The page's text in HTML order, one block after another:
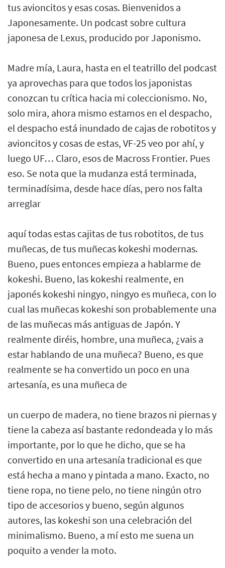
tus avioncitos y esas cosas. Bienvenidos a
Japonesamente. Un podcast sobre cultura
japonesa de Lexus, producido por Japonismo.
Madre mía, Laura, hasta en el teatrillo del podcast
ya aprovechas para que todos los japonistas
conozcan tu crítica hacia mi coleccionismo. No,
solo mira, ahora mismo estamos en el despacho,
el despacho está inundado de cajas de robotitos y
avioncitos y cosas de estas, VF-25 veo por ahí, y
luego UF… Claro, esos de Macross Frontier. Pues
eso. Se nota que la mudanza está terminada,
terminadísima, desde hace días, pero nos falta
arreglar
aquí todas estas cajitas de tus robotitos, de tus
muñecas, de tus muñecas kokeshi modernas.
Bueno, pues entonces empieza a hablarme de
kokeshi. Bueno, las kokeshi realmente, en
japonés kokeshi ningyo, ningyo es muñeca, con lo
cual las muñecas kokeshi son probablemente una
de las muñecas más antiguas de Japón. Y
realmente diréis, hombre, una muñeca, ¿vais a
estar hablando de una muñeca? Bueno, es que
realmente se ha convertido un poco en una
artesanía, es una muñeca de
un cuerpo de madera, no tiene brazos ni piernas y
tiene la cabeza así bastante redondeada y lo más
importante, por lo que he dicho, que se ha
convertido en una artesanía tradicional es que
está hecha a mano y pintada a mano. Exacto, no
tiene ropa, no tiene pelo, no tiene ningún otro
tipo de accesorios y bueno, según algunos
autores, las kokeshi son una celebración del
minimalismo. Bueno, a mí esto me suena un
poquito a vender la moto.